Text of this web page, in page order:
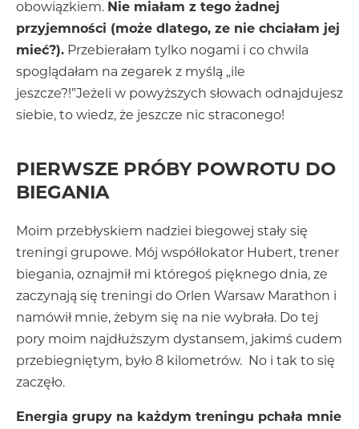
obowiązkiem. Nie miałam z tego żadnej
przyjemności (może dlatego, ze nie chciałam jej
mieć?). Przebierałam tylko nogami i co chwila
spoglądałam na zegarek z myślą „ile
jeszcze?!”Jeżeli w powyższych słowach odnajdujesz
siebie, to wiedz, że jeszcze nic straconego!
PIERWSZE PRÓBY POWROTU DO
BIEGANIA
Moim przebłyskiem nadziei biegowej stały się
treningi grupowe. Mój współlokator Hubert, trener
biegania, oznajmił mi któregoś pięknego dnia, ze
zaczynają się treningi do Orlen Warsaw Marathon i
namówił mnie, żebym się na nie wybrała. Do tej
pory moim najdłuższym dystansem, jakimś cudem
przebiegniętym, było 8 kilometrów. No i tak to się
zaczęło.
Energia grupy na każdym treningu pchała mnie